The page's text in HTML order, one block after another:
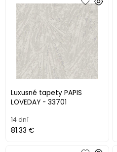
Luxusné tapety PAPIS
LOVEDAY - 33701
14 dní
81.33 €